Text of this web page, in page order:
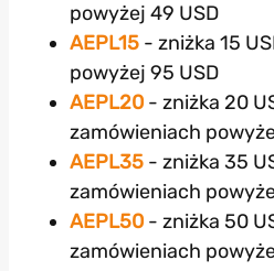
powyżej 49 USD
AEPL15- zniżka 15
powyżej 95 USD
AEPL20- zniżka 20
zamówieniach
AEPL35 - zniżka 35
zamówieniach
AEPL50- zniżka 50
zamówieniach